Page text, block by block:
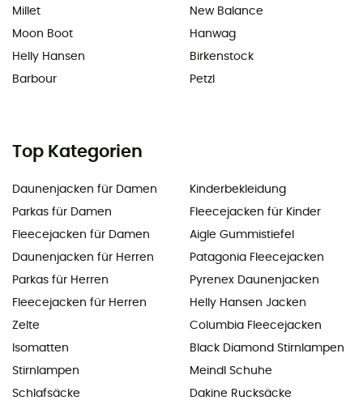
Millet
Moon Boot
Helly Hansen
Barbour
New Balance
Hanwag
Birkenstock
Petzl
Top Kategorien
Daunenjacken für Damen
Parkas für Damen
Fleecejacken für Damen
Daunenjacken für Herren
Parkas für Herren
Fleecejacken für Herren
Zelte
Isomatten
Stirnlampen
Schlafsäcke
Kinderbekleidung
Fleecejacken für Kinder
Aigle Gummistiefel
Patagonia Fleecejacken
Pyrenex Daunenjacken
Helly Hansen Jacken
Columbia Fleecejacken
Black Diamond Stirnlampen
Meindl Schuhe
Dakine Rucksäcke